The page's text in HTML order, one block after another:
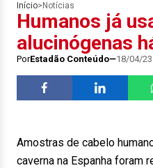
Início> Notícias
Humanos já
alucinógenas
PorEstadão Conteúdo 18/04/
Amostras de cabelo
caverna na Espanha foram